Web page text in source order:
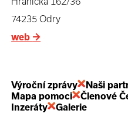
74235 Odry
web →
Výroční zprávy
Naši
Mapa pomoci
Členové
Inzeráty
Galerie